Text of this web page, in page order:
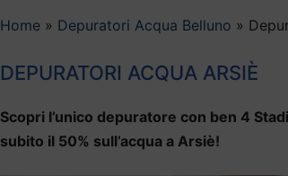
Home » Depuratori Acqua Belluno »
DEPURATORI ACQUA ARSIÈ
Scopri l’unico depuratore con ben 4
subito il 50% sull’acqua a Arsiè!